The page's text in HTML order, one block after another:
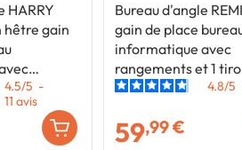
HARRY
hêtre gain
4.5/5 -
11 avis
Bureau d'angle
gain de place
informatique avec
rangements et 1
4.8/5
59,99 €